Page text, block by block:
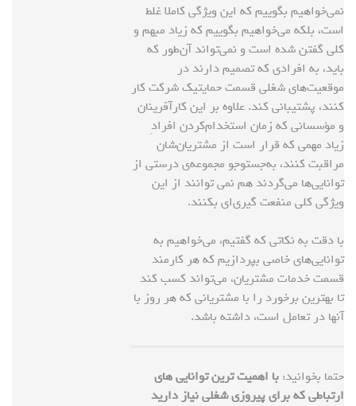
نمی‌خواهیم بگوییم که این ویژگی کاملا غلط
است، بلکه می‌خواهیم بگوییم که زیاد مبهم‌ و
کلی‌ گفتن شده است و نمی‌تواند آن‌طور که
باید، به افرادی که تصمیم دارند در
موقعیت‌های شغلی قسمت حمایتیک شرکت کار
کنند، پشتیبانی کند. علاوه بر این کارآفرینان
و مؤسسانی که زمان استخدام‌کردن افرادِ
زیاد مهمی که قرار است از مشتریان‌شان
مراقبت کنند، به‌جستوجو مجموعه‌ی درستی از
توانایی‌ها می‌گردند هم نمی توانند از این
ویژگی کلی منفعت گیری‌ای بکنند.
با دقت به نکاتی که گفتیم، می‌خواهیم به
توانایی‌های خاصی بپردازیم که هر کارمند
قسمت خدمات مشتریان، می‌تواند کسب کند
تا بهترین برخورد را با مشتریانی که هر روز با
آنها در تعامل است، داشته باشد.
حتما بخوانید: با اهمیت ترین توانایی‌‌‌ های
ارتباطی که برای پیروزی شغلی نیاز دارید